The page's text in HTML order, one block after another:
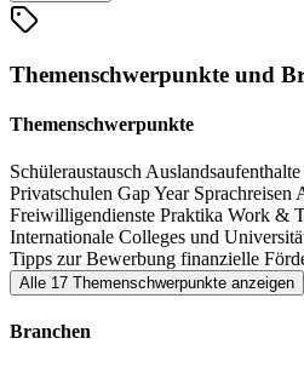
Bildungseinrichtungen und
ausgeschrieben.
Themenschwerpunkte und
Themenschwerpunkte
Schüleraustausch Auslandsaufenthalte
Privatschulen Gap Year Sprachreisen
Freiwilligendienste Praktika Work &
Internationale Colleges und
Tipps zur Bewerbung finanzielle
Alle 17 Themenschwerpunkte anzeigen
Branchen